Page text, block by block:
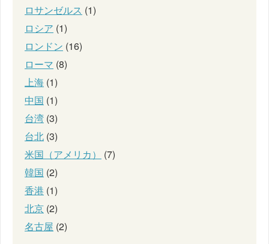
ロサンゼルス (1)
ロシア (1)
ロンドン (16)
ローマ (8)
上海 (1)
中国 (1)
台湾 (3)
台北 (3)
米国（アメリカ）
(7)
韓国 (2)
香港 (1)
北京 (2)
名古屋 (2)